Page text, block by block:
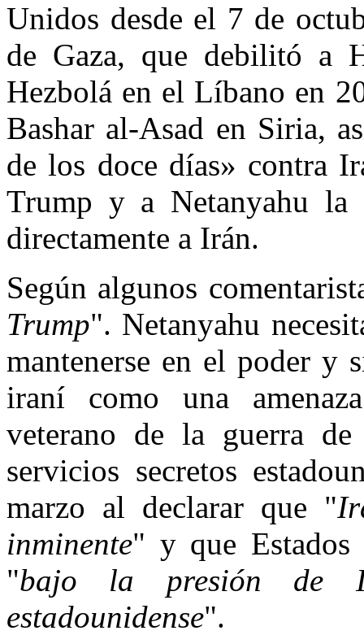
Unidos desde el 7 de
de Gaza, que debilitó a
Hezbolá en el Líbano en
Bashar al-Asad en Siria,
de los doce días» contra
Trump y a Netanyahu la
directamente a Irán.
Según algunos
Trump". Netanyahu
mantenerse en el poder y
iraní como una
veterano de la guerra
servicios secretos
marzo al declarar que "
inminente" y que Estados
"bajo la presión de
estadounidense".